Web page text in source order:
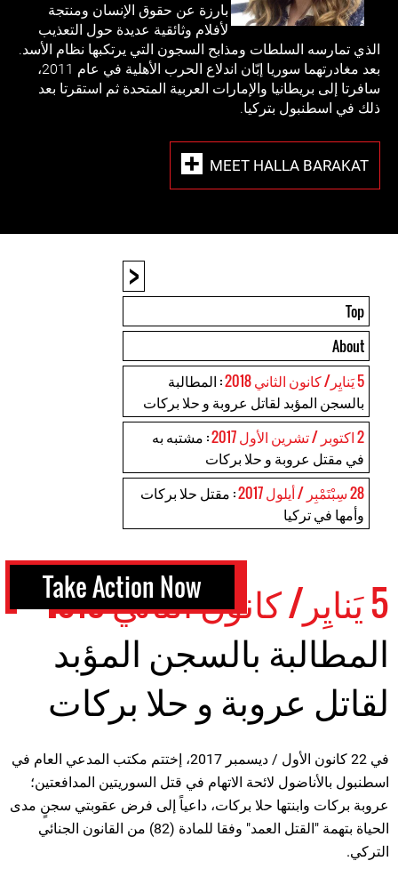
بارزة عن حقوق الإنسان ومنتجة
لأفلام وثائقية عديدة حول التعذيب
الذي تمارسه السلطات ومذابح السجون التي يرتكبها نظام الأسد.
بعد مغادرتهما سوريا إبّان اندلاع الحرب الأهلية في عام 2011،
سافرتا إلى بريطانيا والإمارات العربية المتحدة ثم استقرتا بعد
ذلك في اسطنبول بتركيا.
MEET HALLA BARAKAT
<
Top
About
5 يَنايِر/ كانون الثاني 2018
: المطالبة
بالسجن المؤبد لقاتل عروبة و حلا بركات
2 اكتوبر / تشرين الأول 2017
: مشتبه به
في مقتل عروبة و حلا بركات
28 سِبْتَمْبِر / أيلول 2017
: مقتل حلا بركات
وأمها في تركيا
Take Action Now
5 يَنايِر/ كانون الثاني 2018
المطالبة بالسجن المؤبد
لقاتل عروبة و حلا بركات
في 22 كانون الأول / ديسمبر 2017، إختتم مكتب المدعي العام في
اسطنبول بالأناضول لائحة الاتهام في قتل السوريتين المدافعتين؛
عروبة بركات وابنتها حلا بركات، داعياً إلى فرض عقوبتي سجنٍ مدى
الحياة بتهمة "القتل العمد" وفقا للمادة (82) من القانون الجنائي
التركي.